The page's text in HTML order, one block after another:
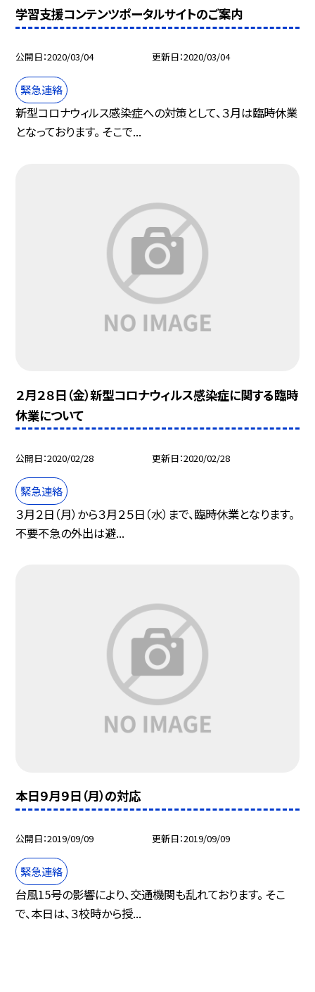
学習支援コンテンツポータルサイトのご案内
公開日 2020/03/04 更新日 2020/03/04
緊急連絡
新型コロナウィルス感染症への対策として、３月は臨時休業
となっております。 そこで...
２月２８日（金）新型コロナウィルス感染症に関する臨時
休業について
公開日 2020/02/28 更新日 2020/02/28
緊急連絡
３月２日（月）から３月２５日（水）まで、臨時休業となります。
不要不急の外出は避...
本日９月９日（月）の対応
公開日 2019/09/09 更新日 2019/09/09
緊急連絡
台風15号の影響により、交通機関も乱れております。 そこ
で、本日は、３校時から授...